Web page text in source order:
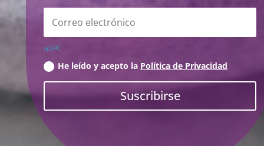
GDPR
He leído y acepto la Política de Privacidad
Suscribirse